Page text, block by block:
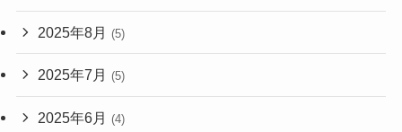
2025年8月 (5)
2025年7月 (5)
2025年6月 (4)